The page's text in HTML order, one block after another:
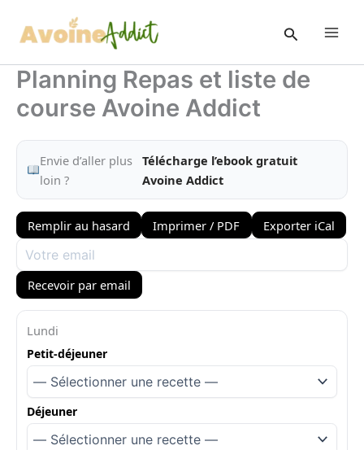
contenu
Rechercher
Planning Repas et liste de
course Avoine Addict
Envie d’aller plus
loin ?
Télécharge l’ebook gratuit
Avoine Addict
Remplir au hasard Imprimer / PDF Exporter iCal
Recevoir par email
Lundi
Petit-déjeuner
Déjeuner